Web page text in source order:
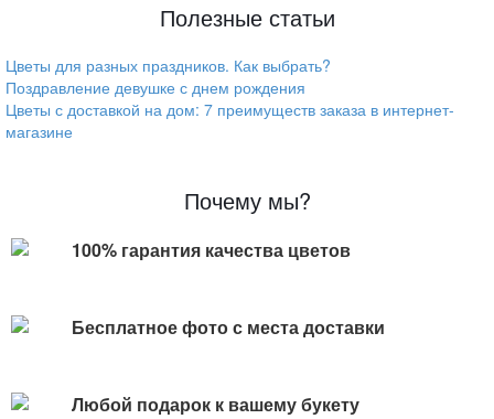
Полезные статьи
Цветы для разных праздников. Как выбрать?
Поздравление девушке с днем рождения
Цветы с доставкой на дом: 7 преимуществ заказа в интернет-
магазине
Почему мы?
100% гарантия качества цветов
Бесплатное фото с места доставки
Любой подарок к вашему букету